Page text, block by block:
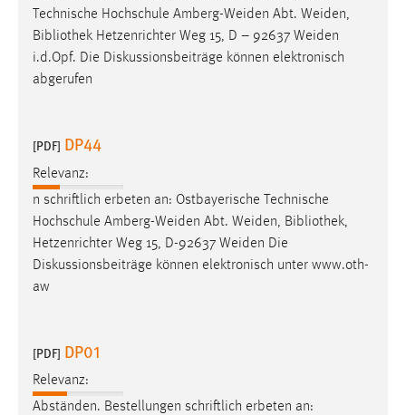
Technische Hochschule Amberg-Weiden Abt. Weiden,
Bibliothek Hetzenrichter Weg 15, D – 92637 Weiden
i.d.Opf. Die Diskussionsbeiträge können elektronisch
abgerufen
[PDF] DP44
Relevanz:
n schriftlich erbeten an: Ostbayerische Technische
Hochschule Amberg-Weiden Abt. Weiden, Bibliothek,
Hetzenrichter Weg 15, D-92637 Weiden Die
Diskussionsbeiträge können elektronisch unter www.oth-
aw
[PDF] DP01
Relevanz:
Abständen. Bestellungen schriftlich erbeten an: